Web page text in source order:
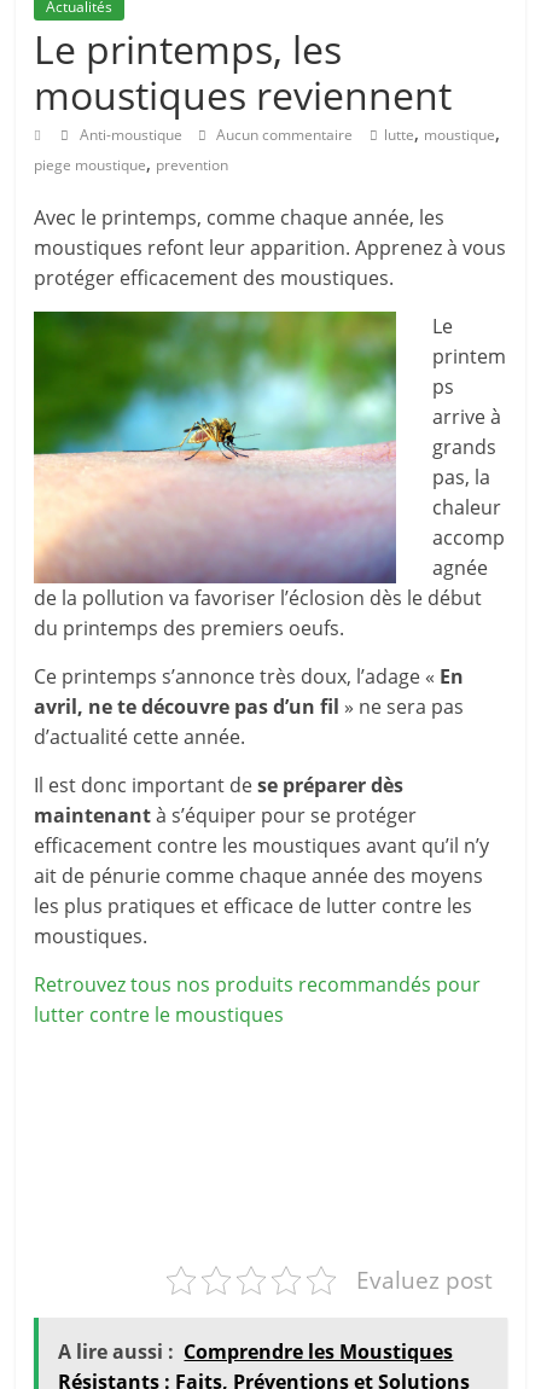
Actualités
Le printemps, les
moustiques reviennent
Anti-moustique Aucun commentaire lutte, moustique,
piege moustique, prevention
Avec le printemps, comme chaque année, les
moustiques refont leur apparition. Apprenez à vous
protéger efficacement des moustiques.
Le
printem
ps
arrive à
grands
pas, la
chaleur
accomp
agnée
de la pollution va favoriser l’éclosion dès le début
du printemps des premiers oeufs.
Ce printemps s’annonce très doux, l’adage « En
avril, ne te découvre pas d’un fil » ne sera pas
d’actualité cette année.
Il est donc important dese préparer dès
maintenantà s’équiper pour se protéger
efficacement contre les moustiques avant qu’il n’y
ait de pénurie comme chaque année des moyens
les plus pratiques et efficace de lutter contre les
moustiques.
Retrouvez tous nos produits recommandés pour
lutter contre le moustiques
Evaluez post
A lire aussi : Comprendre les Moustiques
Résistants : Faits, Préventions et Solutions